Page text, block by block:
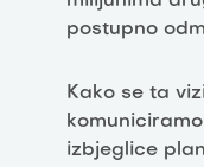
postupno
Kako se ta
izbjeglice